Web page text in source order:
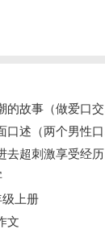
去超刺激享受经历
上册
文